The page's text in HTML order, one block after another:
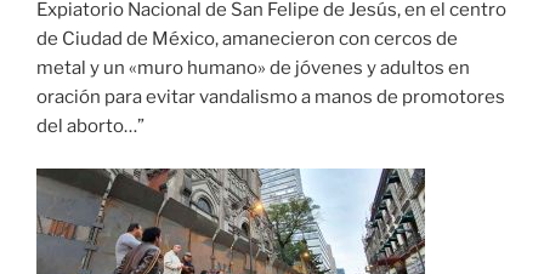
Expiatorio Nacional de San Felipe de Jesús, en el centro
de Ciudad de México, amanecieron con cercos de
metal y un «muro humano» de jóvenes y adultos en
oración para evitar vandalismo a manos de promotores
del aborto…”